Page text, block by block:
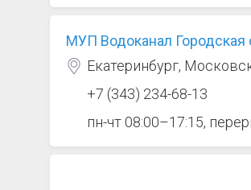
МУП Водоканал
Екатеринбург,
+7 (343) 234-68-13
пн-чт 08:00–17:15,